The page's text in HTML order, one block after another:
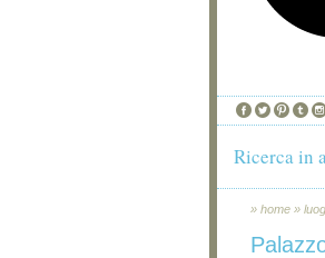
Ricerca in
» home »